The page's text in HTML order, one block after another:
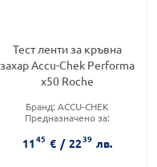
Тест ленти за кръвна
захар Accu-Chek Performa
х50 Roche
Бранд: ACCU-CHEK
Предназначено за:
Форма на продукта:тест
ленти
1145 € / 2239 лв.